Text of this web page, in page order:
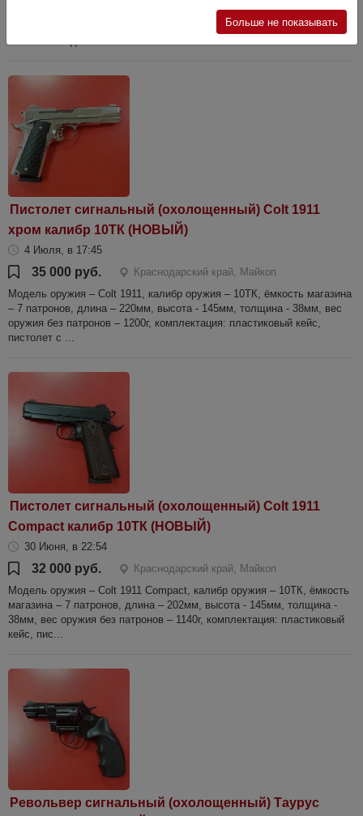
патронов, длина – 178мм, высота - 120мм, толщина - 30мм, вес
оружия без патронов – 675г, комплектация: пластиковый кейс,
Пистолет сигнальный (охолощенный) Colt 1911
хром калибр 10ТК (НОВЫЙ)
4 Июля, в 17:45
35 000 руб.
Краснодарский край, Майкоп
Модель оружия – Colt 1911, калибр оружия – 10ТК, ёмкость магазина
– 7 патронов, длина – 220мм, высота - 145мм, толщина - 38мм, вес
оружия без патронов – 1200г, комплектация: пластиковый кейс,
пистолет с ...
Пистолет сигнальный (охолощенный) Colt 1911
Compact калибр 10ТК (НОВЫЙ)
30 Июня, в 22:54
32 000 руб.
Краснодарский край, Майкоп
Модель оружия – Colt 1911 Compact, калибр оружия – 10ТК, ёмкость
магазина – 7 патронов, длина – 202мм, высота - 145мм, толщина -
38мм, вес оружия без патронов – 1140г, комплектация: пластиковый
кейс, пис...
Револьвер сигнальный (охолощенный) Таурус
Больше не показывать